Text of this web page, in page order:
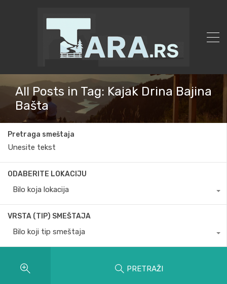
All Posts in Tag: Kajak Drina Bajina
Bašta
Pretraga smeštaja
ODABERITE LOKACIJU
Bilo koja lokacija
VRSTA (TIP) SMEŠTAJA
Bilo koji tip smeštaja
PRETRAŽI